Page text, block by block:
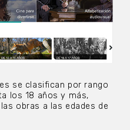
se clasifican por rango
los 18 años y más,
obras a las edades de